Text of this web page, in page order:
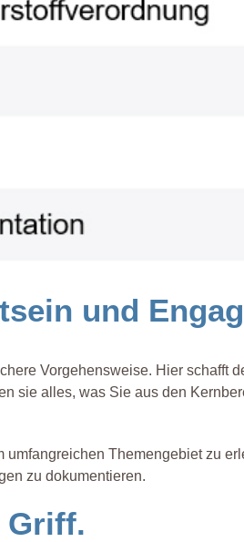
und
Vorgehensweise. Hier schafft
sie alles, was Sie aus den
Themengebiet zu
zu dokumentieren.
Griff.